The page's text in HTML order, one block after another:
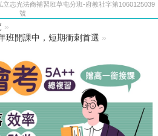
志光法商補習班草屯分班-府教社字第1060125039
號
»
班開課中，短期衝刺首選 »